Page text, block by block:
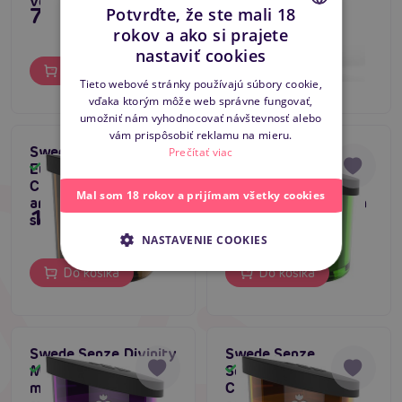
7,16 € 7,80 €
Swede Senze
Euphoria Massage
Candle (50 ml),
aromatická masážna
sviečka
Skladom
11,80 €
Do košíka
Swede Senze
Arousing Massage
aromatická masážna
11,80 €
Do košíka
Swede Senze Divinity
Massage Candle (50
ml), aromatická
Skladom
Swede Senze
Seduction Massage
Candle (50 ml),
Skladom
CZECH
ENGLISH
Potvrďte, že ste mali 18
rokov a ako si prajete
nastaviť cookies
Tieto webové stránky používajú súbory cookie,
vďaka ktorým môže web správne fungovať,
umožniť nám vyhodnocovať návštevnosť alebo
vám prispôsobiť reklamu na mieru.
Prečítať viac
Mal som 18 rokov a prijímam všetky cookies
NASTAVENIE COOKIES